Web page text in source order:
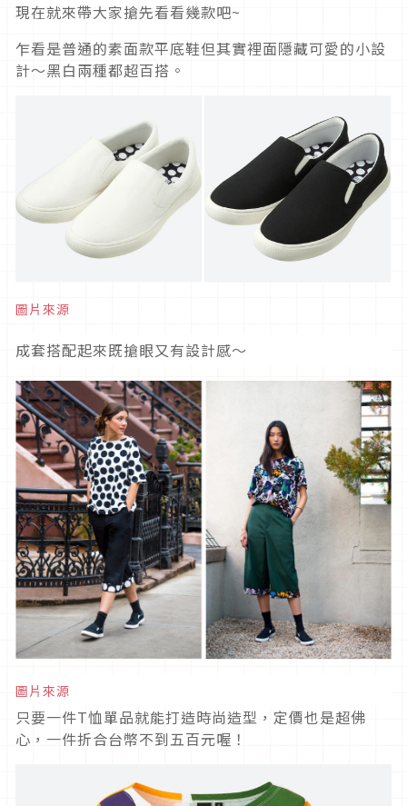
現在就來帶大家搶先看看幾款吧~
乍看是普通的素面款平底鞋但其實裡面隱藏可愛的小設
計～黑白兩種都超百搭。
圖片來源
成套搭配起來既搶眼又有設計感～
圖片來源
只要一件T恤單品就能打造時尚造型，定價也是超佛
心，一件折合台幣不到五百元喔！